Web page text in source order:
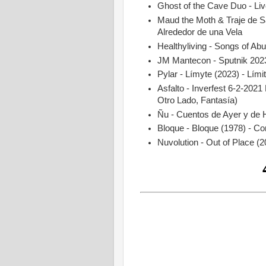
Ghost of the Cave Duo -
Maud the Moth & Traje de
Alrededor de una Vela
Healthyliving - Songs of
JM Mantecon - Sputnik
Pylar - Límyte (2023) -
Asfalto - Inverfest 6-2-
Otro Lado, Fantasía)
Ñu - Cuentos de Ayer y de
Bloque - Bloque (1978) -
Nuvolution - Out of Place